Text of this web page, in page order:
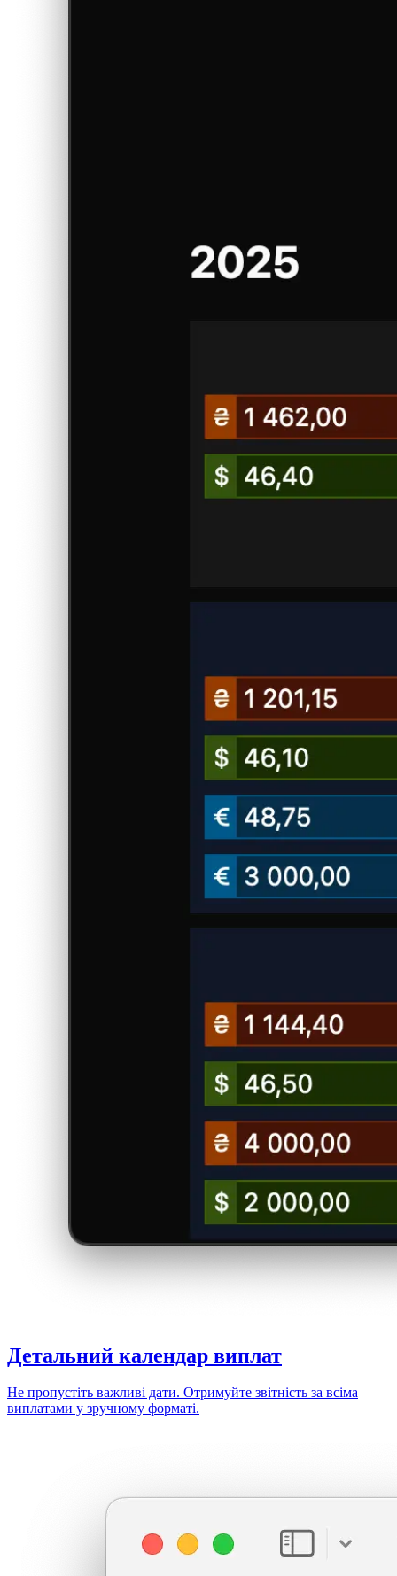
Детальний календар виплат
Не пропустіть важливі дати. Отримуйте звітність за всіма
виплатами у зручному форматі.